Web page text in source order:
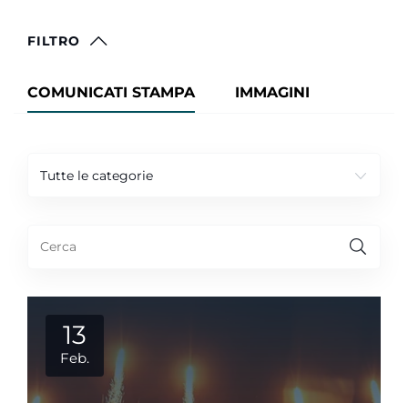
FILTRO
COMUNICATI STAMPA IMMAGINI
Tutte le categorie
13
Feb.